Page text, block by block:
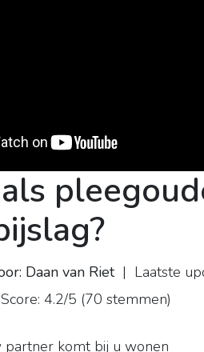
Daan van Riet| Laatste
Score: 4.2/5 (70 stemmen)
partner komt bij u wonen